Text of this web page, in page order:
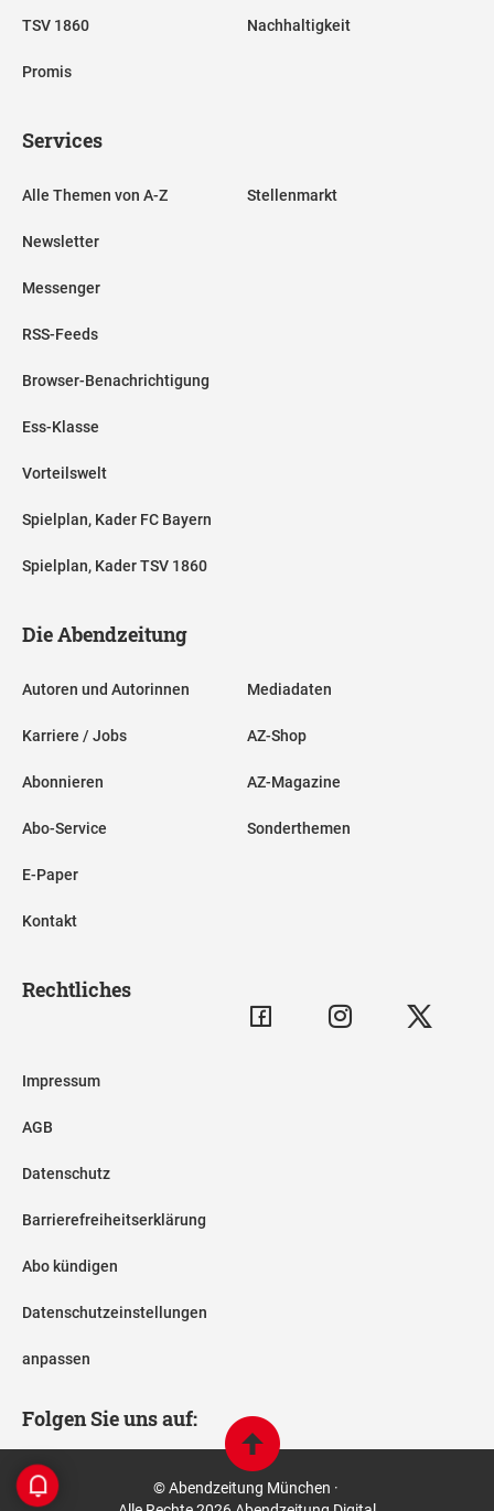
TSV 1860
Promis
Nachhaltigkeit
Services
Alle Themen von A-Z
Newsletter
Messenger
RSS-Feeds
Browser-Benachrichtigung
Ess-Klasse
Vorteilswelt
Spielplan, Kader FC Bayern
Spielplan, Kader TSV 1860
Stellenmarkt
Die Abendzeitung
Autoren und Autorinnen
Karriere / Jobs
Abonnieren
Abo-Service
E-Paper
Kontakt
Mediadaten
AZ-Shop
AZ-Magazine
Sonderthemen
Rechtliches
Impressum
AGB
Datenschutz
Barrierefreiheitserklärung
Abo kündigen
Datenschutzeinstellungen
anpassen
Folgen Sie uns auf:
© Abendzeitung München ·